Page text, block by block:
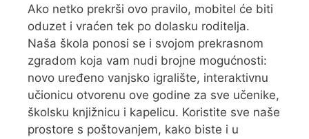
Ako netko prekrši ovo pravilo, mobitel će biti
oduzet i vraćen tek po dolasku roditelja.
Naša škola ponosi se i svojom prekrasnom
zgradom koja vam nudi brojne mogućnosti:
novo uređeno vanjsko igralište, interaktivnu
učionicu otvorenu ove godine za sve učenike,
školsku knjižnicu i kapelicu. Koristite sve naše
prostore s poštovanjem, kako biste i u